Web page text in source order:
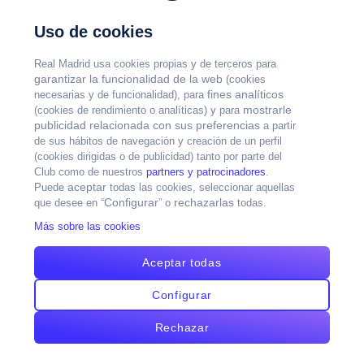
Home
Realmadrid TV
Search
Uso de cookies
Real Madrid usa cookies propias y de terceros para
garantizar la funcionalidad de la web (cookies
necesarias y de funcionalidad), parafines analíticos
(cookies de rendimiento o analíticas) y para mostrarle
publicidad relacionada con sus preferencias a partir
de sus hábitos de navegación y creación de un perfil
(cookies dirigidas o de publicidad) tanto por parte del
Club como de nuestrospartners y patrocinadores.
Puedeaceptar todas las cookies, seleccionar aquellas
que desee en “Configurar” o rechazarlas todas.
Más sobre las cookies
Configurar
Rechazar
Aceptar todas